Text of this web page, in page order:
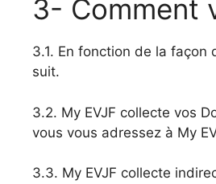
3- Comment
3.1. En fonction de la
suit.
3.2. My EVJF collecte vos
vous vous adressez à My
3.3. My EVJF collecte